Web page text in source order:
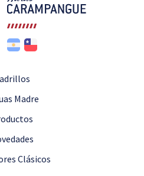
Madre
Clásicos